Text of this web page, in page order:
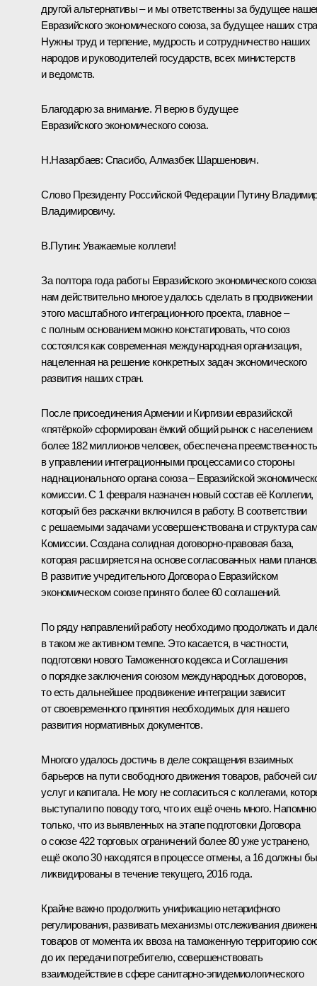
другой альтернативы – и мы ответственны за будущее
Евразийского экономического союза, за будущее наших
Нужны труд и терпение, мудрость и сотрудничество наших
народов и руководителей государств, всех министерств
и ведомств.
Благодарю за внимание. Я верю в будущее
Евразийского экономического союза.
Н.Назарбаев: Спасибо, Алмазбек Шаршенович.
Слово Президенту Российской Федерации Путину
Владимировичу.
В.Путин: Уважаемые коллеги!
За полтора года работы Евразийского экономического союза
нам действительно многое удалось сделать в продвижении
этого масштабного интеграционного проекта, главное –
с полным основанием можно констатировать, что союз
состоялся как современная международная организация,
нацеленная на решение конкретных задач экономического
развития наших стран.
После присоединения Армении и Киргизии евразийской
«пятёркой» сформирован ёмкий общий рынок с населением
более 182 миллионов человек, обеспечена преемственность
в управлении интеграционными процессами со стороны
наднационального органа союза – Евразийской
комиссии. С 1 февраля назначен новый состав её Коллегии,
который без раскачки включился в работу. В соответствии
с решаемыми задачами усовершенствована и структура
Комиссии. Создана солидная договорно-правовая база,
которая расширяется на основе согласованных нами
В развитие учредительного Договора о Евразийском
экономическом союзе принято более 60 соглашений.
По ряду направлений работу необходимо продолжать и
в таком же активном темпе. Это касается, в частности,
подготовки нового Таможенного кодекса и Соглашения
о порядке заключения союзом международных договоров,
то есть дальнейшее продвижение интеграции зависит
от своевременного принятия необходимых для нашего
развития нормативных документов.
Многого удалось достичь в деле сокращения взаимных
барьеров на пути свободного движения товаров, рабочей
услуг и капитала. Не могу не согласиться с коллегами,
выступали по поводу того, что их ещё очень много. Напомню
только, что из выявленных на этапе подготовки Договора
о союзе 422 торговых ограничений более 80 уже устранено,
ещё около 30 находятся в процессе отмены, а 16 должны
ликвидированы в течение текущего, 2016 года.
Крайне важно продолжить унификацию нетарифного
регулирования, развивать механизмы отслеживания
товаров от момента их ввоза на таможенную территорию
до их передачи потребителю, совершенствовать
взаимодействие в сфере санитарно-эпидемиологического